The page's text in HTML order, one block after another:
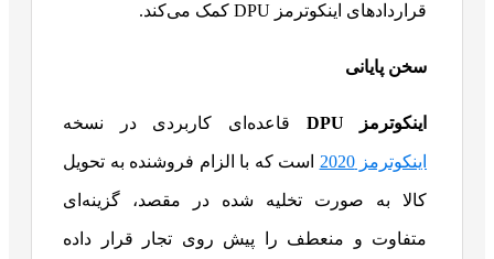
قراردادهای اینکوترمز DPU کمک می‌کند.
سخن پایانی
اینکوترمز DPU قاعده‌ای کاربردی در نسخه
اینکوترمز 2020 است که با الزام فروشنده به تحویل
کالا به صورت تخلیه شده در مقصد، گزینه‌ای
متفاوت و منعطف را پیش روی تجار قرار داده